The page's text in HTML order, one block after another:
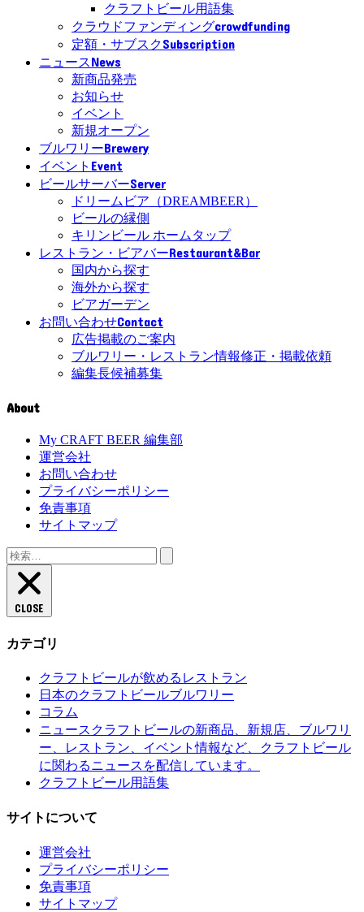
クラフトビール用語集
クラウドファンディングcrowdfunding
定額・サブスクSubscription
ニュースNews
新商品発売
お知らせ
イベント
新規オープン
ブルワリーBrewery
イベント Event
ビールサーバーServer
ドリームビア（DREAMBEER）
ビールの縁側
キリンビール ホームタップ
レストラン・ビアバーRestaurant&Bar
国内から探す
海外から探す
ビアガーデン
お問い合わせContact
広告掲載のご案内
ブルワリー・レストラン情報修正・掲載依頼
編集長候補募集
About
My CRAFT BEER 編集部
運営会社
お問い合わせ
プライバシーポリシー
免責事項
サイトマップ
検
索:
CLOSE
カテゴリ
クラフトビールが飲めるレストラン
日本のクラフトビールブルワリー
コラム
ニュース クラフトビールの新商品、新規店、ブルワリ
ー、レストラン、イベント情報など、クラフトビール
に関わるニュースを配信しています。
クラフトビール用語集
サイトについて
運営会社
プライバシーポリシー
免責事項
サイトマップ